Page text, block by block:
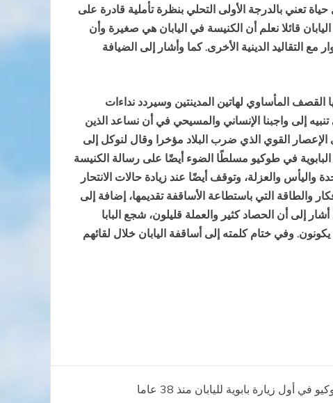
تعني بالدرجة الأولى التحلي بنظرة تأملية قادرة على
قائلا نعلم أن الكنيسة في اليابان هي صغيرة وأن
التقاليد الدينية الأخرى. كما وأشار إلى الضيافة
المأساوي لهاتين المدينتين وسيردد نداءات
إلى واجبنا الإنساني والمسيحي في أن نساعد الذين
الإعصار القوي الذي ضرب البلاد مؤخرا وقال لنوكل إلى
في طوكيو مسلطًا الضوء أيضًا على رسالة الكنيسة
والعزلة، وتوقف أيضًا عند زيادة حالات الانتحار
والطاقة التي باستطاعة الأساقفة تقديمها، إضافة إلى
إلى أن الحصاد كثير والعملة قليلون، شجع البابا
وفي ختام كلمته إلى أساقفة اليابان خلال لقائهم
أول زيارة بابوية لليابان منذ 38 عاما